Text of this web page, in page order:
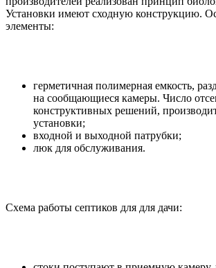
Установки имеют сходную конструкцию.
элементы:
герметичная полимерная емкость,
на сообщающиеся камеры. Число
конструктивных решений,
установки;
входной и выходной патрубки;
люк для обслуживания.
Схема работы септиков для для дачи: